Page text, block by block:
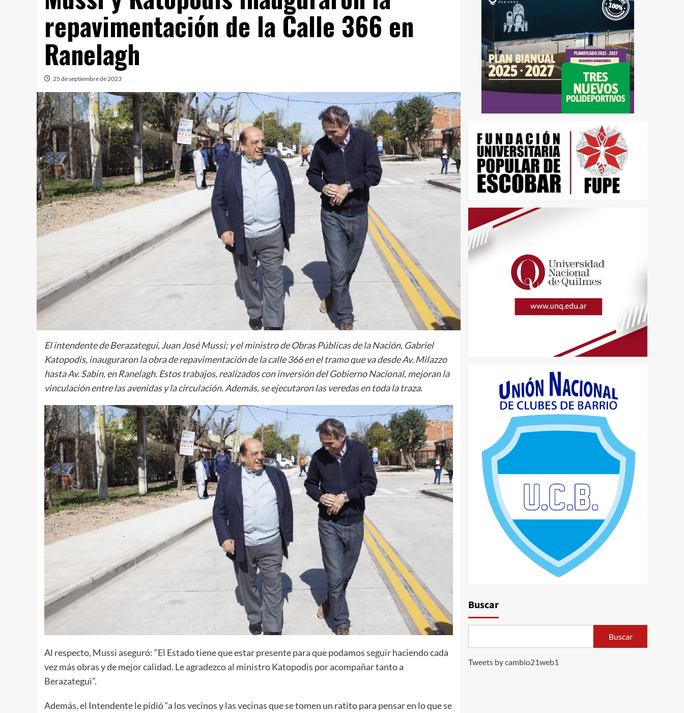
repavimentación de la Calle 366 en
Ranelagh
25 de septiembre de 2023
El intendente de Berazategui, Juan José Mussi; y el ministro de Obras Públicas de la Nación, Gabriel
Katopodis, inauguraron la obra de repavimentación de la calle 366 en el tramo que va desde Av. Milazzo
hasta Av. Sabin, en Ranelagh. Estos trabajos, realizados con inversión del Gobierno Nacional, mejoran la
vinculación entre las avenidas y la circulación. Además, se ejecutaron las veredas en toda la traza.
Al respecto, Mussi aseguró: “El Estado tiene que estar presente para que podamos seguir haciendo cada
vez más obras y de mejor calidad. Le agradezco al ministro Katopodis por acompañar tanto a
Berazategui”.
Además, el Intendente le pidió “a los vecinos y las vecinas que se tomen un ratito para pensar en lo que se
Buscar
Buscar
Tweets by cambio21web1